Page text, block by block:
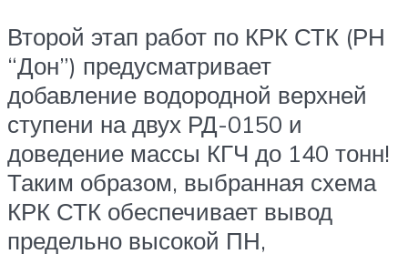
Второй этап работ по КРК СТК (РН
“Дон”) предусматривает
добавление водородной верхней
ступени на двух РД-0150 и
доведение массы КГЧ до 140 тонн!
Таким образом, выбранная схема
КРК СТК обеспечивает вывод
предельно высокой ПН,